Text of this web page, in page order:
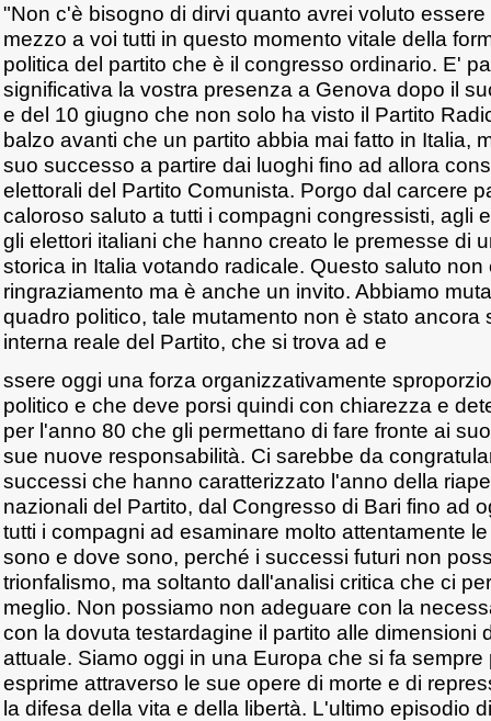
"Non c'è bisogno di dirvi quanto avrei voluto
mezzo a voi tutti in questo momento vitale della
politica del partito che è il congresso ordinario. E'
significativa la vostra presenza a Genova dopo il
e del 10 giugno che non solo ha visto il Partito
balzo avanti che un partito abbia mai fatto in Italia,
suo successo a partire dai luoghi fino ad allora
elettorali del Partito Comunista. Porgo dal carcere
caloroso saluto a tutti i compagni congressisti, agli
gli elettori italiani che hanno creato le premesse di
storica in Italia votando radicale. Questo saluto
ringraziamento ma è anche un invito. Abbiamo
quadro politico, tale mutamento non è stato ancora
interna reale del Partito, che si trova ad e
ssere oggi una forza organizzativamente
politico e che deve porsi quindi con chiarezza e
per l'anno 80 che gli permettano di fare fronte ai
sue nuove responsabilità. Ci sarebbe da
successi che hanno caratterizzato l'anno della
nazionali del Partito, dal Congresso di Bari fino ad
tutti i compagni ad esaminare molto attentamente
sono e dove sono, perché i successi futuri non
trionfalismo, ma soltanto dall'analisi critica che ci
meglio. Non possiamo non adeguare con la
con la dovuta testardagine il partito alle dimensioni
attuale. Siamo oggi in una Europa che si fa
esprime attraverso le sue opere di morte e di
la difesa della vita e della libertà. L'ultimo episodio